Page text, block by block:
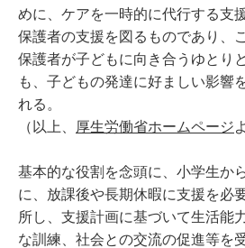
めに、ケアを一時的に代行する支
保護者の支援を図るものであり、
保護者が子どもに向き合うゆとり
も、子どもの発達に好ましい影響
れる。
（以上、
厚生労働省ホームページ
基本的な役割を念頭に、小学生か
に、放課後や長期休暇に支援を必
所し、支援計画に基づいて生活能
な訓練、社会との交流の促進等を